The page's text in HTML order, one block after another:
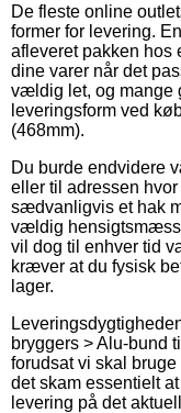
De fleste online
former for levering.
afleveret pakken hos
dine varer når det
vældig let, og mange
leveringsform ved
(468mm).
Du burde endvidere
eller til adressen
sædvanligvis et hak
vældig
vil dog til enhver tid
kræver at du fysisk
lager.
bryggers > Alu-bund
forudsat vi skal
det skam essentielt
levering på det